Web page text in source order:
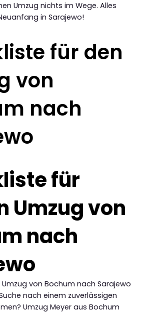
Umzug nichts im Wege. Alles
in Sarajewo!
für den
von
nach
für
Umzug von
nach
von Bochum nach Sarajewo
nach einem zuverlässigen
Umzug Meyer aus Bochum